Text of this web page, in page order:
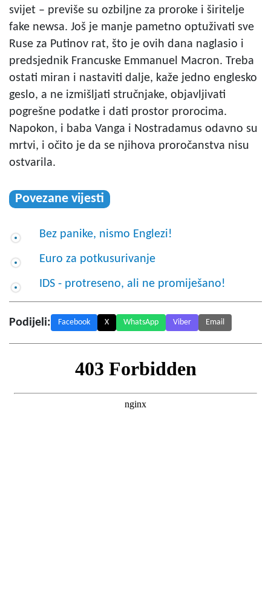
svijet – previše su ozbiljne za proroke i širitelje
fake newsa. Još je manje pametno optuživati sve
Ruse za Putinov rat, što je ovih dana naglasio i
predsjednik Francuske Emmanuel Macron. Treba
ostati miran i nastaviti dalje, kaže jedno englesko
geslo, a ne izmišljati stručnjake, objavljivati
pogrešne podatke i dati prostor prorocima.
Napokon, i baba Vanga i Nostradamus odavno su
mrtvi, i očito je da se njihova proročanstva nisu
ostvarila.
Povezane vijesti
Bez panike, nismo Englezi!
Euro za potkusurivanje
IDS - protreseno, ali ne promiješano!
Podijeli: Facebook X WhatsApp Viber Email